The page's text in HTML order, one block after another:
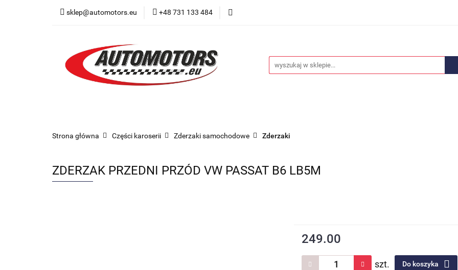
sklep@automotors.eu +48 731 133 484
Części samochodowe
Car audio Nowości
Strona główna Części karoserii Zderzaki samochodowe Zderzaki
ZDERZAK PRZEDNI PRZÓD VW PASSAT B6 LB5M
249.00
szt. Do koszyka